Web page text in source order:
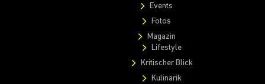
Events
Fotos
Magazin
Lifestyle
Kritischer Blick
Kulinarik